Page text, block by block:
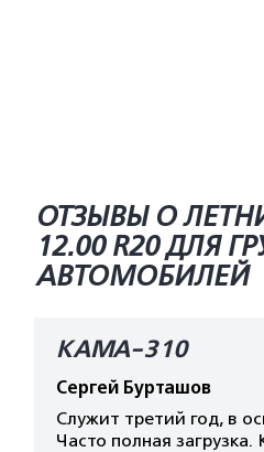
ОТЗЫВЫ О
12.00 R20 ДЛЯ
АВТОМОБИЛЕЙ
КАМА-310
Сергей Бурташов
Служит третий год, в
Часто полная